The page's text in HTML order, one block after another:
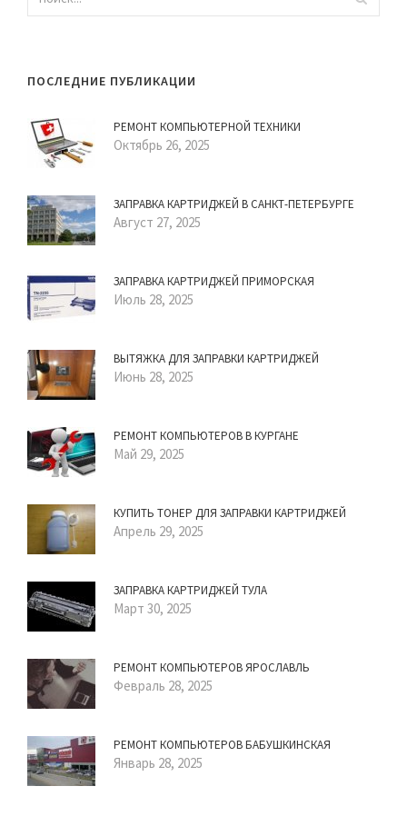
ПОСЛЕДНИЕ ПУБЛИКАЦИИ
РЕМОНТ КОМПЬЮТЕРНОЙ ТЕХНИКИ
Октябрь 26, 2025
ЗАПРАВКА КАРТРИДЖЕЙ В САНКТ-ПЕТЕРБУРГЕ
Август 27, 2025
ЗАПРАВКА КАРТРИДЖЕЙ ПРИМОРСКАЯ
Июль 28, 2025
ВЫТЯЖКА ДЛЯ ЗАПРАВКИ КАРТРИДЖЕЙ
Июнь 28, 2025
РЕМОНТ КОМПЬЮТЕРОВ В КУРГАНЕ
Май 29, 2025
КУПИТЬ ТОНЕР ДЛЯ ЗАПРАВКИ КАРТРИДЖЕЙ
Апрель 29, 2025
ЗАПРАВКА КАРТРИДЖЕЙ ТУЛА
Март 30, 2025
РЕМОНТ КОМПЬЮТЕРОВ ЯРОСЛАВЛЬ
Февраль 28, 2025
РЕМОНТ КОМПЬЮТЕРОВ БАБУШКИНСКАЯ
Январь 28, 2025